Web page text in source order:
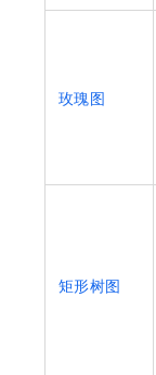
玫瑰图
矩形树图